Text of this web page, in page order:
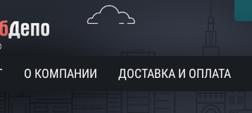
О КОМПАНИИ ДОСТАВКА И ОПЛАТА